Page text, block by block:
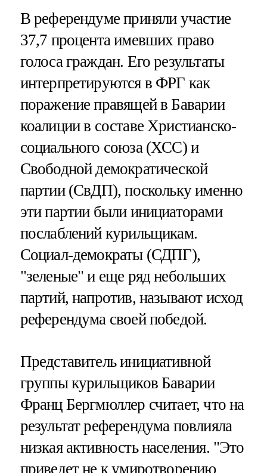
В референдуме приняли участие
37,7 процента имевших право
голоса граждан. Его результаты
интерпретируются в ФРГ как
поражение правящей в Баварии
коалиции в составе Христианско-
социального союза (ХСС) и
Свободной демократической
партии (СвДП), поскольку именно
эти партии были инициаторами
послаблений курильщикам.
Социал-демократы (СДПГ),
"зеленые" и еще ряд небольших
партий, напротив, называют исход
референдума своей победой.
Представитель инициативной
группы курильщиков Баварии
Франц Бергмюллер считает, что на
результат референдума повлияла
низкая активность населения. "Это
приведет не к умиротворению